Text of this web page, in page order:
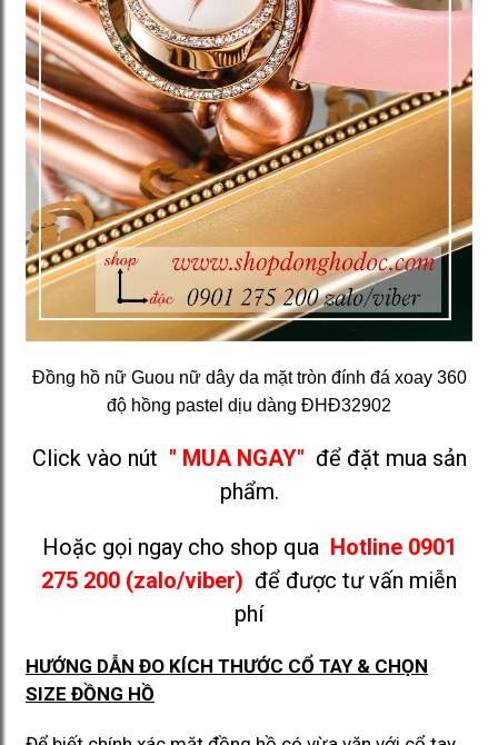
Đồng hồ nữ Guou nữ dây da mặt tròn đính đá xoay 360
độ hồng pastel dịu dàng ĐHĐ32902
Click vào nút " MUA NGAY" để đặt mua sản
phẩm.
Hoặc gọi ngay cho shop qua Hotline 0901
275 200 (zalo/viber) để được tư vấn miễn
phí
HƯỚNG DẪN ĐO KÍCH THƯỚC CỔ TAY & CHỌN
SIZE ĐỒNG HỒ